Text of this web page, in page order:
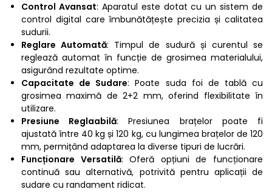
Control Avansat: Aparatul este dotat cu un sistem de
control digital care îmbunătățește precizia și calitatea
sudurii.
Reglare Automată: Timpul de sudură și curentul se
reglează automat în funcție de grosimea materialului,
asigurând rezultate optime.
Capacitate de Sudare: Poate suda foi de tablă cu
grosimea maximă de 2+2 mm, oferind flexibilitate în
utilizare.
Presiune Reglaabilă: Presiunea brațelor poate fi
ajustată între 40 kg și 120 kg, cu lungimea brațelor de 120
mm, permițând adaptarea la diverse tipuri de lucrări.
Funcționare Versatilă: Oferă opțiuni de funcționare
continuă sau alternativă, potrivită pentru aplicații de
sudare cu randament ridicat.